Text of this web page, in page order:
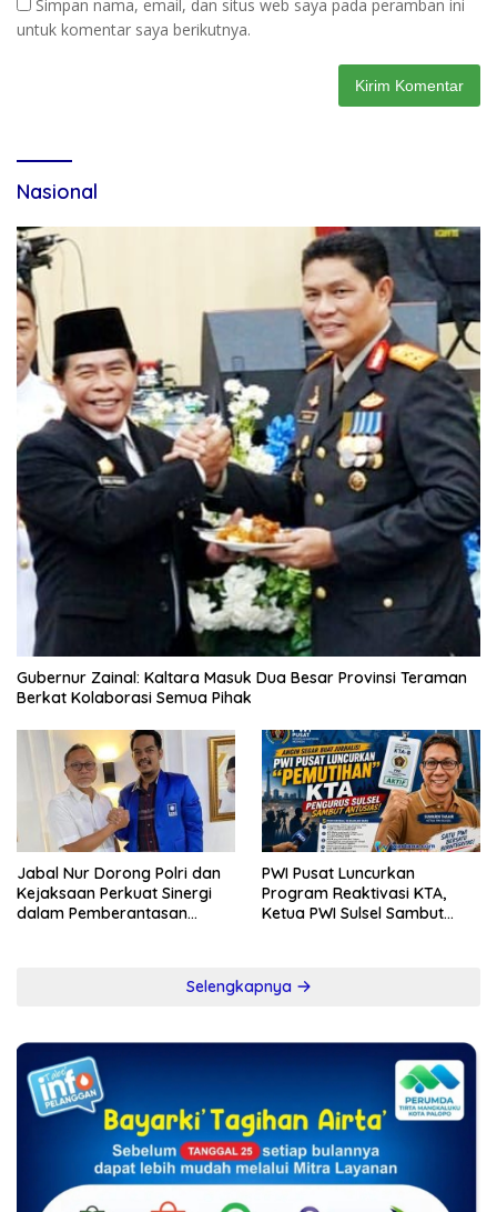
Simpan nama, email, dan situs web saya pada peramban ini
untuk komentar saya berikutnya.
Nasional
Gubernur Zainal: Kaltara Masuk Dua Besar Provinsi Teraman
Berkat Kolaborasi Semua Pihak
Jabal Nur Dorong Polri dan
Kejaksaan Perkuat Sinergi
dalam Pemberantasan
PWI Pusat Luncurkan
Program Reaktivasi KTA,
Ketua PWI Sulsel Sambut
Selengkapnya